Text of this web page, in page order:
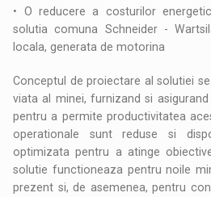
• O reducere a costurilor
solutia comuna Schneider -
locala, generata de motorina
Conceptul de proiectare al solutiei
viata al minei, furnizand si
pentru a permite productivitatea
operationale sunt reduse si
optimizata pentru a atinge
solutie functioneaza pentru noile
prezent si, de asemenea, pentru